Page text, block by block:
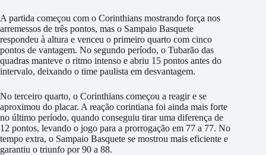
A partida começou com o Corinthians mostrando força nos
arremessos de três pontos, mas o Sampaio Basquete
respondeu à altura e venceu o primeiro quarto com cinco
pontos de vantagem. No segundo período, o Tubarão das
quadras manteve o ritmo intenso e abriu 15 pontos antes do
intervalo, deixando o time paulista em desvantagem.
No terceiro quarto, o Corinthians começou a reagir e se
aproximou do placar. A reação corintiana foi ainda mais forte
no último período, quando conseguiu tirar uma diferença de
12 pontos, levando o jogo para a prorrogação em 77 a 77. No
tempo extra, o Sampaio Basquete se mostrou mais eficiente e
garantiu o triunfo por 90 a 88.